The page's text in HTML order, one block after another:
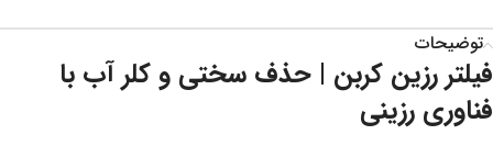
توضیحات
فیلتر رزین کربن | حذف سختی و کلر آب با
فناوری رزینی